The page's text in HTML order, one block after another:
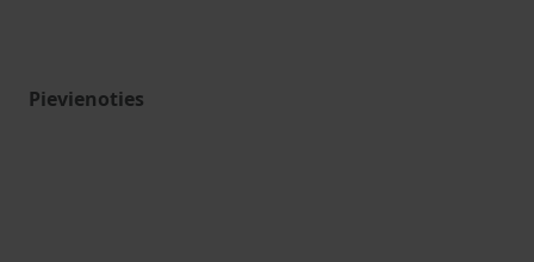
Pievienoties